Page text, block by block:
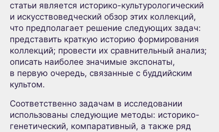
статьи является историко-культурологический
и искусствоведческий обзор этих коллекций,
что предполагает решение следующих задач:
представить краткую историю формирования
коллекций; провести их сравнительный анализ;
описать наиболее значимые экспонаты,
в первую очередь, связанные с буддийским
культом.
Соответственно задачам в исследовании
использованы следующие методы: историко-
генетический, компаративный, а также ряд